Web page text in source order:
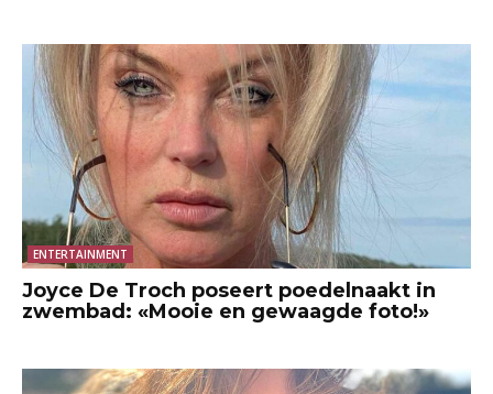
ENTERTAINMENT
Joyce De Troch poseert poedelnaakt in
zwembad: «Mooie en gewaagde foto!»